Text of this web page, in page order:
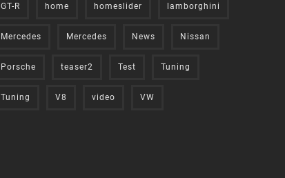
GT-R home homeslider lamborghini
Mercedes Mercedes News Nissan
Porsche teaser2 Test Tuning
Tuning V8 video VW